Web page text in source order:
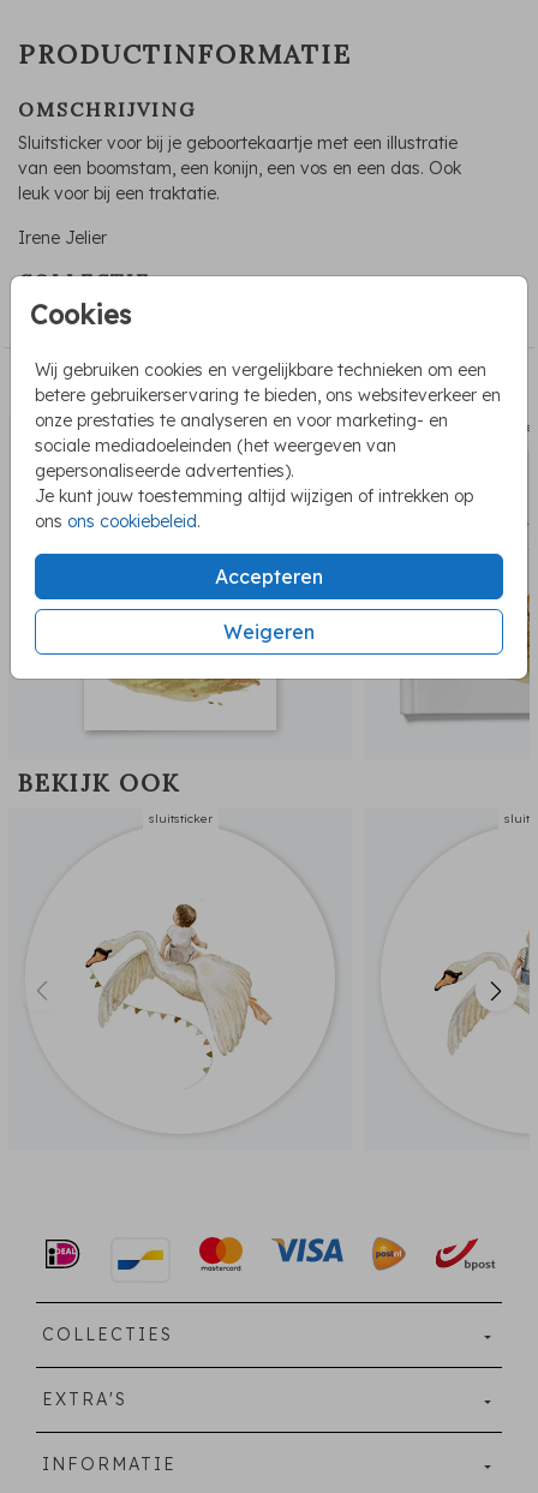
Cookies
Wij gebruiken cookies en vergelijkbare technieken om een
betere gebruikerservaring te bieden, ons websiteverkeer en
onze prestaties te analyseren en voor marketing- en
sociale mediadoeleinden (het weergeven van
gepersonaliseerde advertenties).
Je kunt jouw toestemming altijd wijzigen of intrekken op
ons ons cookiebeleid.
Accepteren
Weigeren
PRODUCTINFORMATIE
OMSCHRIJVING
Sluitsticker voor bij je geboortekaartje met een illustratie
van een boomstam, een konijn, een vos en een das. Ook
leuk voor bij een traktatie.
Irene Jelier
COLLECTIE
Sluitstickers geboorte
PASSEND BIJ DE KAART
geboortekaartje
BEKIJK OOK
sluitsticker
COLLECTIES
EXTRA'S
INFORMATIE